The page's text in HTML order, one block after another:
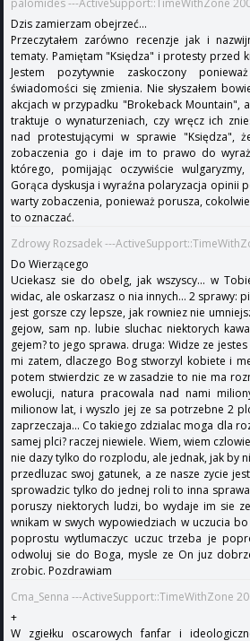
palomides ---ActiveSupport::TimeWithZone
Dzis zamierzam obejrzeć...
Przeczytałem zarówno recenzje jak i
tematy. Pamiętam "Księdza" i protesty przed
Jestem pozytywnie zaskoczony
świadomości się zmienia. Nie słyszałem
akcjach w przypadku "Brokeback Mountain",
traktuje o wynaturzeniach, czy wręcz ich
nad protestującymi w sprawie "Księdza",
zobaczenia go i daje im to prawo do
którego, pomijając oczywiście
Gorąca dyskusja i wyraźna polaryzacja opinii
warty zobaczenia, ponieważ porusza,
to oznaczać.
Zdrowy Rozsadek ---
Do Wierzącego
Uciekasz sie do obelg, jak wszyscy... w
widac, ale oskarzasz o nia innych... 2 sprawy:
jest gorsze czy lepsze, jak rowniez nie
gejow, sam np. lubie sluchac niektorych
gejem? to jego sprawa. druga: Widze ze
mi zatem, dlaczego Bog stworzyl kobiete i
potem stwierdzic ze w zasadzie to nie ma
ewolucji, natura pracowala nad nami
milionow lat, i wyszlo jej ze sa potrzebne 2
zaprzeczaja... Co takiego zdzialac moga dla
samej plci? raczej niewiele. Wiem, wiem
nie dazy tylko do rozplodu, ale jednak, jak by
przedluzac swoj gatunek, a ze nasze zycie
sprowadzic tylko do jednej roli to inna
poruszy niektorych ludzi, bo wydaje im sie
wnikam w swych wypowiedziach w uczucia
poprostu wytlumaczyc uczuc trzeba je
odwoluj sie do Boga, mysle ze On juz
zrobic. Pozdrawiam
Cma_Senna ---ActiveSupport::TimeWithZone
+
W zgiełku oscarowych fanfar i